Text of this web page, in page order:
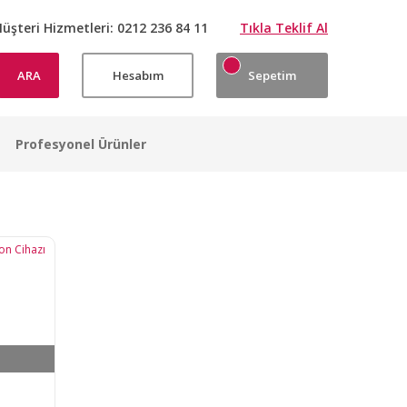
Hizmetleri: 0212 236 84 11 Tıkla Teklif Al
ARA Hesabım Sepetim
Profesyonel Ürünler